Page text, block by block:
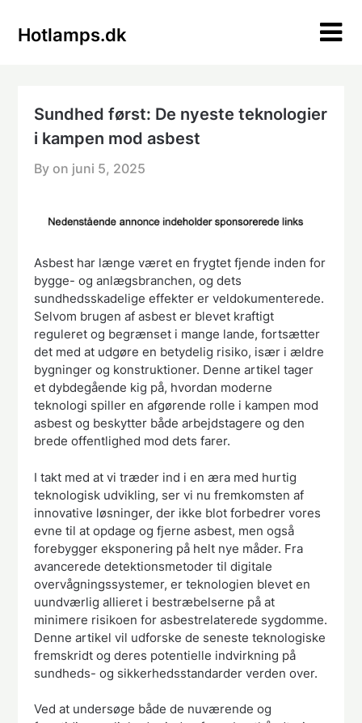
Hotlamps.dk
Sundhed først: De nyeste teknologier
i kampen mod asbest
By on juni 5, 2025
Asbest har længe været en frygtet fjende inden for
bygge- og anlægsbranchen, og dets
sundhedsskadelige effekter er veldokumenterede.
Selvom brugen af asbest er blevet kraftigt
reguleret og begrænset i mange lande, fortsætter
det med at udgøre en betydelig risiko, især i ældre
bygninger og konstruktioner. Denne artikel tager
et dybdegående kig på, hvordan moderne
teknologi spiller en afgørende rolle i kampen mod
asbest og beskytter både arbejdstagere og den
brede offentlighed mod dets farer.
I takt med at vi træder ind i en æra med hurtig
teknologisk udvikling, ser vi nu fremkomsten af
innovative løsninger, der ikke blot forbedrer vores
evne til at opdage og fjerne asbest, men også
forebygger eksponering på helt nye måder. Fra
avancerede detektionsmetoder til digitale
overvågningssystemer, er teknologien blevet en
uundværlig allieret i bestræbelserne på at
minimere risikoen for asbestrelaterede sygdomme.
Denne artikel vil udforske de seneste teknologiske
fremskridt og deres potentielle indvirkning på
sundheds- og sikkerhedsstandarder verden over.
Ved at undersøge både de nuværende og